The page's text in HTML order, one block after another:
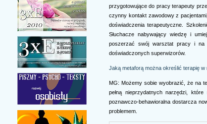
przygotowujące do pracy terapeuty
czynny kontakt zawodowy z
doświadczenia terapeutyczne.
Słuchacze nabywający wiedzę i
poszerzać swój warsztat pracy i na
doświadczonych superwizorów.
Jaką metaforą można określić terapię
MG: Możemy sobie wyobrazić, że na
pełną nieprzydatnych narzędzi,
poznawczo-behawioralna dostarcza
problemem.